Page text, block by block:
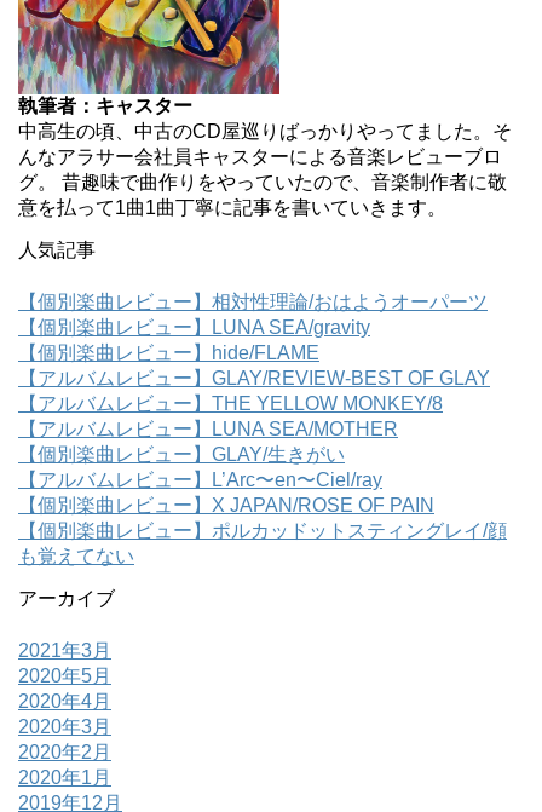
執筆者：キャスター
中高生の頃、中古のCD屋巡りばっかりやってました。そ
んなアラサー会社員キャスターによる音楽レビューブロ
グ。 昔趣味で曲作りをやっていたので、音楽制作者に敬
意を払って1曲1曲丁寧に記事を書いていきます。
人気記事
【個別楽曲レビュー】相対性理論/おはようオーパーツ
【個別楽曲レビュー】LUNA SEA/gravity
【個別楽曲レビュー】hide/FLAME
【アルバムレビュー】GLAY/REVIEW-BEST OF GLAY
【アルバムレビュー】THE YELLOW MONKEY/8
【アルバムレビュー】LUNA SEA/MOTHER
【個別楽曲レビュー】GLAY/生きがい
【アルバムレビュー】L’Arc〜en〜Ciel/ray
【個別楽曲レビュー】X JAPAN/ROSE OF PAIN
【個別楽曲レビュー】ポルカッドットスティングレイ/顔
も覚えてない
アーカイブ
2021年3月
2020年5月
2020年4月
2020年3月
2020年2月
2020年1月
2019年12月